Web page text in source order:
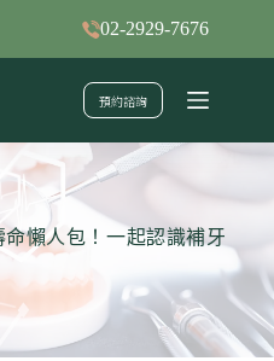
02-2929-7676
預約諮詢
懶人包！一起認識補牙